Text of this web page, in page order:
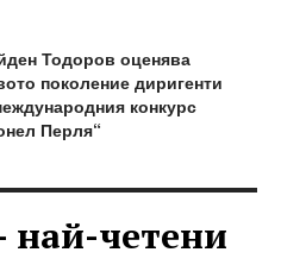
Тодоров оценява
поколение диригенти
конкурс
Перля“
най-четени